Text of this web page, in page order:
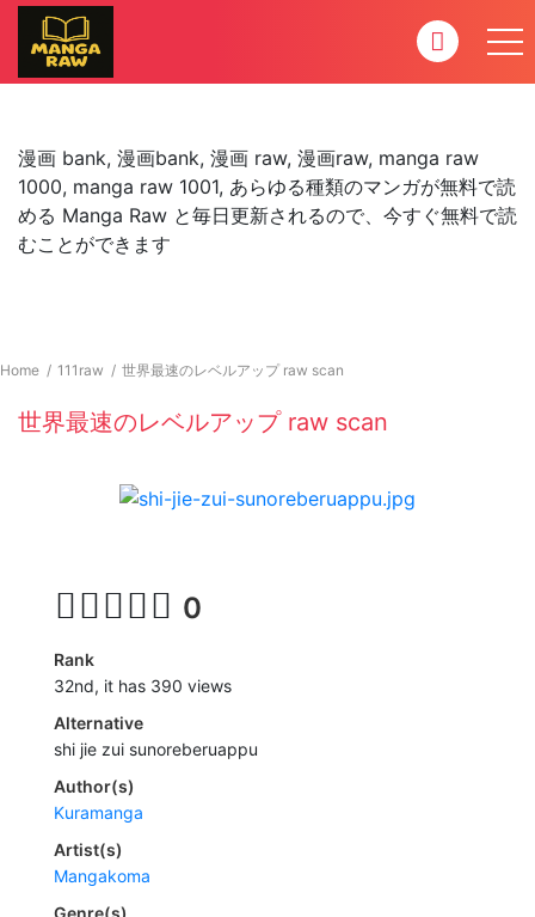
漫画 bank, 漫画bank, 漫画 raw, 漫画raw, manga raw
1000, manga raw 1001, あらゆる種類のマンガが無料で読
める Manga Raw と毎日更新されるので、今すぐ無料で読
むことができます
Home 111raw 世界最速のレベルアップ raw scan
世界最速のレベルアップ raw scan
0
Rank
32nd, it has 390 views
Alternative
shi jie zui sunoreberuappu
Author(s)
Kuramanga
Artist(s)
Mangakoma
Genre(s)